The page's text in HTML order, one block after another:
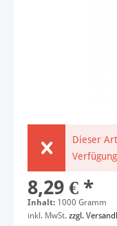
Dieser
8,29 € *
Inhalt: 1000 Gramm
inkl. MwSt. zzgl.